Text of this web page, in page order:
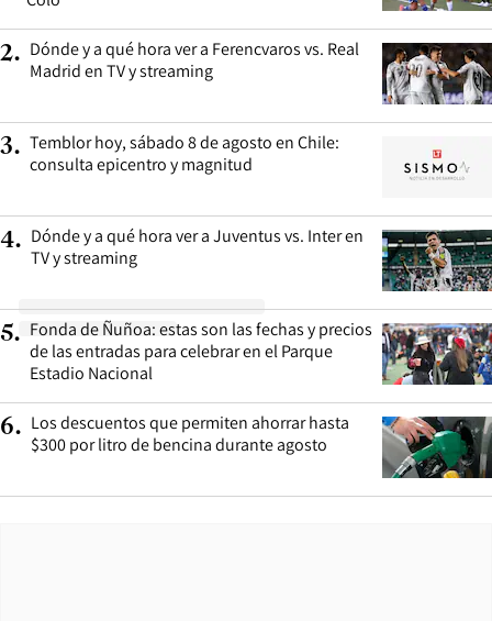
2. Dónde y a qué hora ver a Ferencvaros vs. Real
Madrid en TV y streaming
3. Temblor hoy, sábado 8 de agosto en Chile:
consulta epicentro y magnitud
4. Dónde y a qué hora ver a Juventus vs. Inter en
TV y streaming
5. Fonda de Ñuñoa: estas son las fechas y precios
de las entradas para celebrar en el Parque
Estadio Nacional
6. Los descuentos que permiten ahorrar hasta
$300 por litro de bencina durante agosto